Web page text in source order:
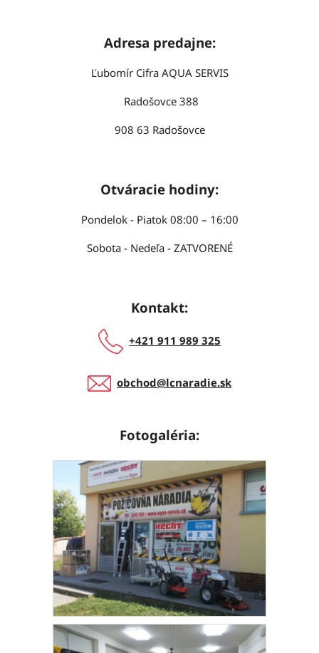
Adresa predajne:
Ľubomír Cifra AQUA SERVIS
Radošovce 388
908 63 Radošovce
Otváracie hodiny:
Pondelok - Piatok 08:00 – 16:00
Sobota - Nedeľa - ZATVORENÉ
Kontakt:
+421 911 989 325
obchod@lcnaradie.sk
Fotogaléria: